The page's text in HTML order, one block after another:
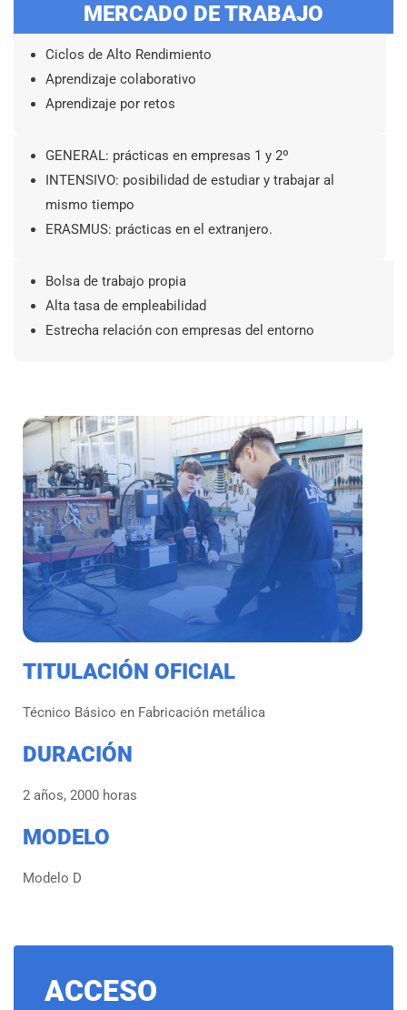
MERCADO DE TRABAJO
Ciclos de Alto Rendimiento
Aprendizaje colaborativo
Aprendizaje por retos
GENERAL: prácticas en empresas 1 y 2º
INTENSIVO: posibilidad de estudiar y trabajar al
mismo tiempo
ERASMUS: prácticas en el extranjero.
Bolsa de trabajo propia
Alta tasa de empleabilidad
Estrecha relación con empresas del entorno
TITULACIÓN OFICIAL
Técnico Básico en Fabricación metálica
DURACIÓN
2 años, 2000 horas
MODELO
Modelo D
ACCESO